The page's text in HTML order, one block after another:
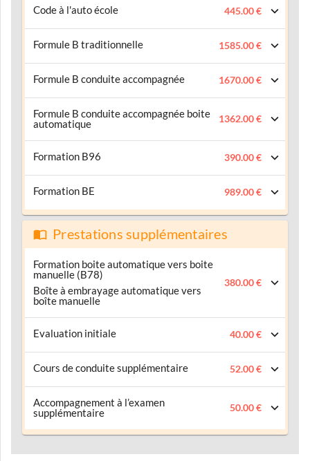
Code à l'auto école 445.00 €
Formule B traditionnelle 1585.00 €
Formule B conduite accompagnée 1670.00 €
Formule B conduite accompagnée boite
automatique
1362.00 €
Formation B96 390.00 €
Formation BE 989.00 €
Prestations supplémentaires
Formation boite automatique vers boite
manuelle (B78)
Boîte à embrayage automatique vers
boîte manuelle
380.00 €
Evaluation initiale 40.00 €
Cours de conduite supplémentaire 52.00 €
Accompagnement à l’examen
supplémentaire
50.00 €